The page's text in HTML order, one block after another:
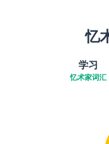
忆
学习
忆术家词汇